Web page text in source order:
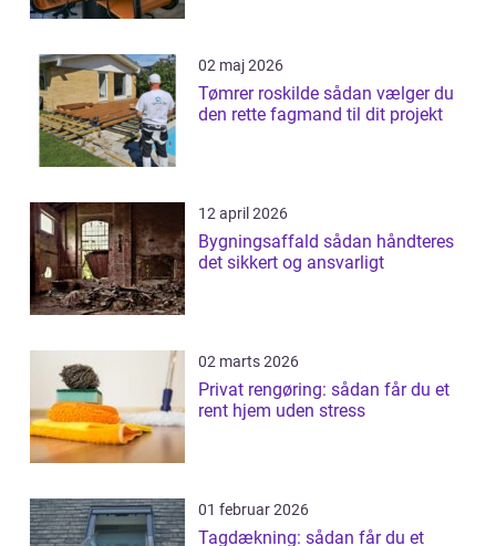
02 maj 2026
Tømrer roskilde sådan vælger du
den rette fagmand til dit projekt
12 april 2026
Bygningsaffald sådan håndteres
det sikkert og ansvarligt
02 marts 2026
Privat rengøring: sådan får du et
rent hjem uden stress
01 februar 2026
Tagdækning: sådan får du et